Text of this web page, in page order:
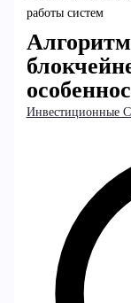
работы систем
Инвестиционные